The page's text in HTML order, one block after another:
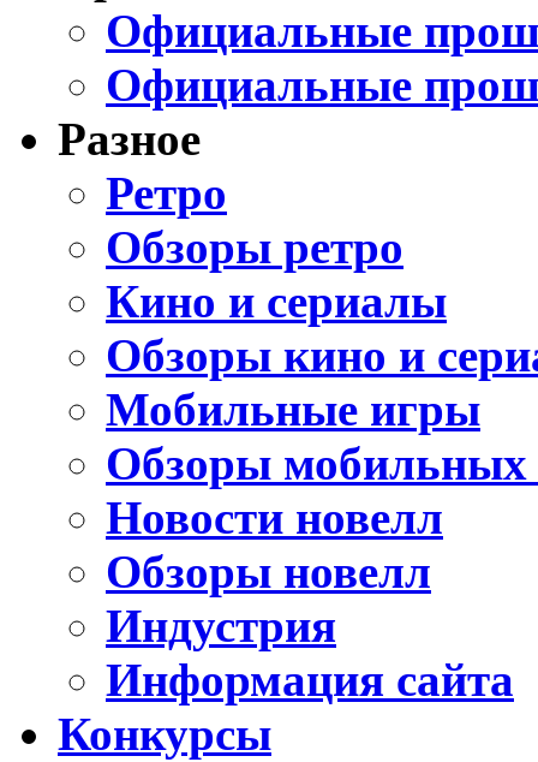
Официальные
Официальные
Разное
Ретро
Обзоры ретро
Кино и сериалы
Обзоры кино и
Мобильные игры
Обзоры мобильных
Новости новелл
Обзоры новелл
Индустрия
Информация сайта
Конкурсы